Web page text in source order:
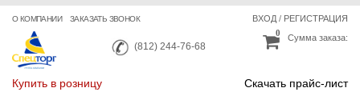
О КОМПАНИИ ЗАКАЗАТЬ ЗВОНОК
(812) 244-76-68
ВХОД/ РЕГИСТРАЦИЯ
Сумма заказа:
0
Купить в розницу Скачать прайс-лист